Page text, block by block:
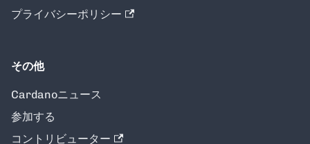
プライバシーポリシー
その他
Cardanoニュース
参加する
コントリビューター